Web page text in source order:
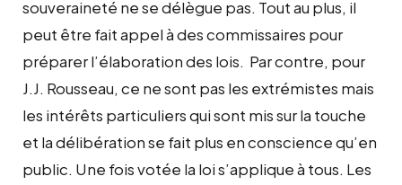
souveraineté ne se délègue pas. Tout au plus, il
peut être fait appel à des commissaires pour
préparer l’élaboration des lois. Par contre, pour
J.J. Rousseau, ce ne sont pas les extrémistes mais
les intérêts particuliers qui sont mis sur la touche
et la délibération se fait plus en conscience qu’en
public. Une fois votée la loi s’applique à tous. Les